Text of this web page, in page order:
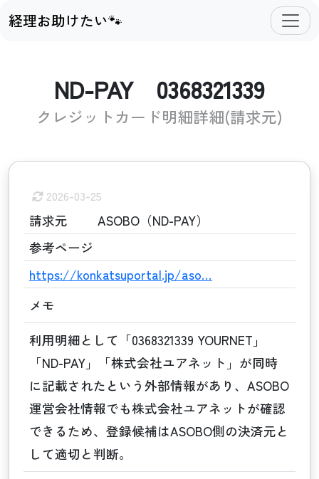
経理お助けたい🐾
ND-PAY 0368321339
クレジットカード明細詳細(請求元)
2026-03-25
請求元
ASOBO（ND-PAY）
参考ページ
https://konkatsuportal.jp/aso…
メモ
利用明細として「0368321339 YOURNET」
「ND-PAY」「株式会社ユアネット」が同時
に記載されたという外部情報があり、ASOBO
運営会社情報でも株式会社ユアネットが確認
できるため、登録候補はASOBO側の決済元と
して適切と判断。